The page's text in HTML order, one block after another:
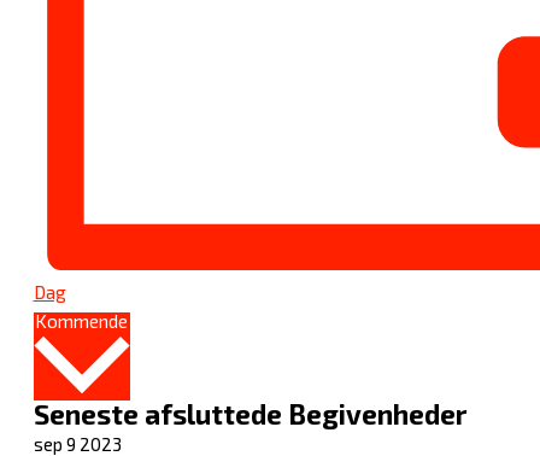
Dag
KommendeVælg
dato.
Seneste afsluttede Begivenheder
sep 9 2023